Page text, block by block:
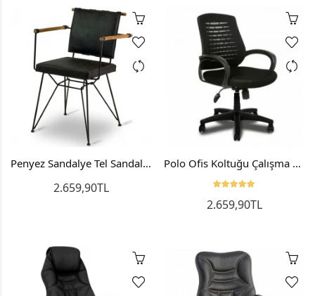
Penyez Sandalye Tel Sandalye Penyes Sandalye Mutfak Sandalyesi
2.659,90TL
Polo Ofis Koltuğu Çalışma Sandalyesi Ofis Sandalyesi BilgiSayar koltuğu
2.659,90TL